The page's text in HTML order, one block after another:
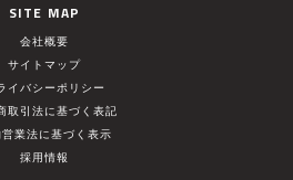
SITE MAP
会社概要
サイトマップ
イバシーポリシー
取引法に基づく表記
営業法に基づく表示
採用情報